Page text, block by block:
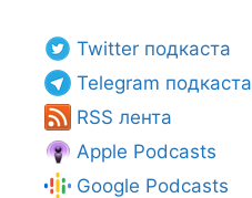
Twitter подкаста
Telegram подкаста
RSS лента
Apple Podcasts
Google Podcasts